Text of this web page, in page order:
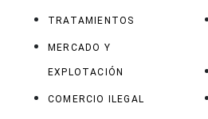
TRATAMIENTOS
MERCADO Y
EXPLOTACIÓN
COMERCIO ILEGAL